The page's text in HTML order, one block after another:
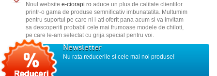
Noul website e-ciorapi.roaduce un plus de calitate clientilor
printr-o gama de produse semnificativ imbunatatita. Multumim
pentru suportul pe care ni l-ati oferit pana acum si va invitam
sa descoperiti probabil cele mai frumoase modele de chiloti,
pe care le-am selectat cu grija special pentru voi.
Newsletter
Nu rata reducerile si cele mai noi produse!